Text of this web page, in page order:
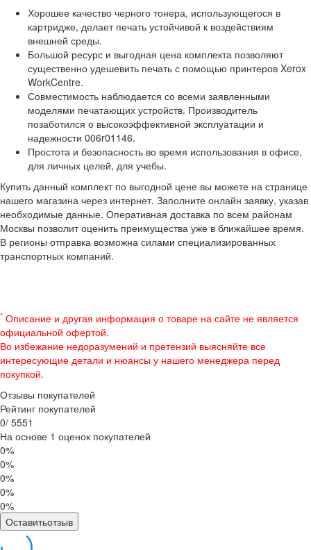
Хорошее качество черного тонера, использующегося в
картридже, делает печать устойчивой к воздействиям
внешней среды.
Большой ресурс и выгодная цена комплекта позволяют
существенно удешевить печать с помощью принтеров Xerox
WorkCentre.
Совместимость наблюдается со всеми заявленными
моделями печатающих устройств. Производитель
позаботился о высокоэффективной эксплуатации и
надежности 006r01146.
Простота и безопасность во время использования в офисе,
для личных целей, для учебы.
Купить данный комплект по выгодной цене вы можете на странице
нашего магазина через интернет. Заполните онлайн заявку, указав
необходимые данные. Оперативная доставка по всем районам
Москвы позволит оценить преимущества уже в ближайшее время.
В регионы отправка возможна силами специализированных
транспортных компаний.
* Описание и другая информация о товаре на сайте не является
официальной офертой.
Во избежание недоразумений и претензий выясняйте все
интересующие детали и нюансы у нашего менеджера перед
покупкой.
Отзывы покупателей
Рейтинг покупателей
0/ 5551
На основе 1 оценок покупателей
0%
0%
0%
0%
0%
Оставитьотзыв